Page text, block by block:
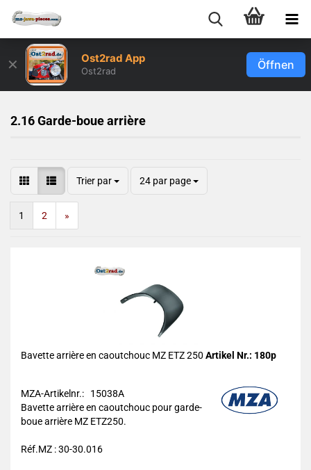
✕ Ost2rad App
Ost2rad Öffnen
2.16 Garde-boue arrière
Trier par 24 par page
1 2 »
Bavette arrière en caoutchouc MZ ETZ 250 Artikel Nr.: 180p
MZA-Artikelnr.: 15038A
Bavette arrière en caoutchouc pour garde-
boue arrière MZ ETZ250.
Réf.MZ : 30-30.016